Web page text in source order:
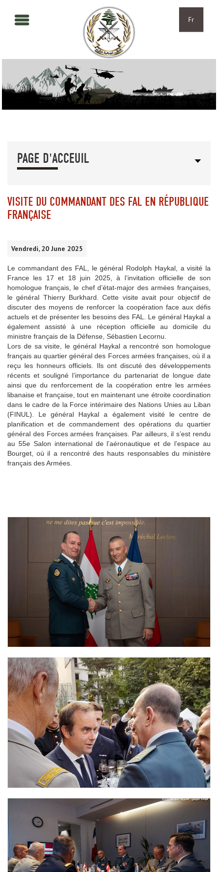
Fr
PAGE D'ACCEUIL
VISITE DU COMMANDANT DES FAL EN RÉPUBLIQUE
FRANÇAISE
Vendredi, 20 June 2025
Le commandant des FAL, le général Rodolph Haykal, a visité la
France les 17 et 18 juin 2025, à l’invitation officielle de son
homologue français, le chef d’état-major des armées françaises,
le général Thierry Burkhard. Cette visite avait pour objectif de
discuter des moyens de renforcer la coopération face aux défis
actuels et de présenter les besoins des FAL. Le général Haykal a
également assisté à une réception officielle au domicile du
ministre français de la Défense, Sébastien Lecornu.
Lors de sa visite, le général Haykal a rencontré son homologue
français au quartier général des Forces armées françaises, où il a
reçu les honneurs officiels. Ils ont discuté des développements
récents et souligné l’importance du partenariat de longue date
ainsi que du renforcement de la coopération entre les armées
libanaise et française, tout en maintenant une étroite coordination
dans le cadre de la Force intérimaire des Nations Unies au Liban
(FINUL). Le général Haykal a également visité le centre de
planification et de commandement des opérations du quartier
général des Forces armées françaises. Par ailleurs, il s’est rendu
au 55e Salon international de l’aéronautique et de l’espace au
Bourget, où il a rencontré des hauts responsables du ministère
français des Armées.